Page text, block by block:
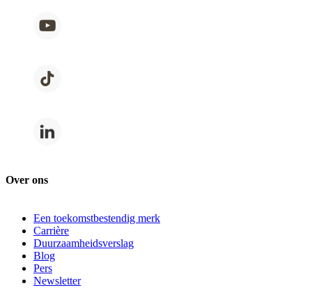
Over ons
Een toekomstbestendig merk
Carrière
Duurzaamheidsverslag
Blog
Pers
Newsletter